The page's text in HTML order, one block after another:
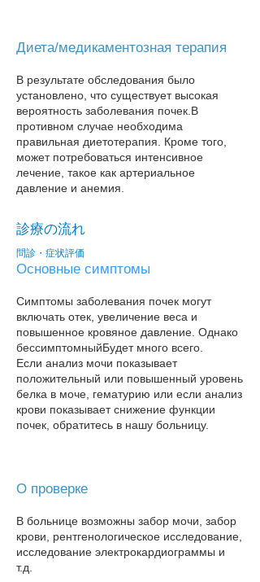
Диета/медикаментозная терапия
В результате обследования было
установлено, что существует высокая
вероятность заболевания почек. В
противном случае необходима
правильная диетотерапия. Кроме того,
может потребоваться интенсивное
лечение, такое как артериальное
давление и анемия.
診療の流れ
問診・症状評価
Основные симптомы
Симптомы заболевания почек могут
включать отек, увеличение веса и
повышенное кровяное давление. Однако
бессимптомныйБудет много всего.
Если анализ мочи показывает
положительный или повышенный уровень
белка в моче, гематурию или если анализ
крови показывает снижение функции
почек, обратитесь в нашу больницу​.
О проверке
В больнице возможны забор мочи, забор
крови, рентгенологическое исследование,
исследование электрокардиограммы и
т.д.